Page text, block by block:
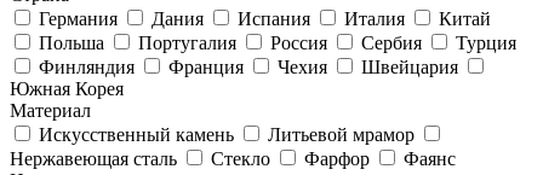
Германия
Дания Испания Италия
Китай
Польша
Португалия Россия Сербия
Турция
Финляндия
Франция Чехия
Швейцария
Южная Корея
Материал
Искусственный камень
Литьевой мрамор
Нержавеющая сталь
Стекло Фарфор
Фаянс